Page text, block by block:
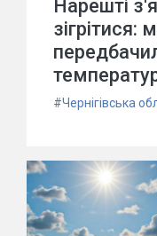
Нарешті
зігрітися:
#Чернігівська